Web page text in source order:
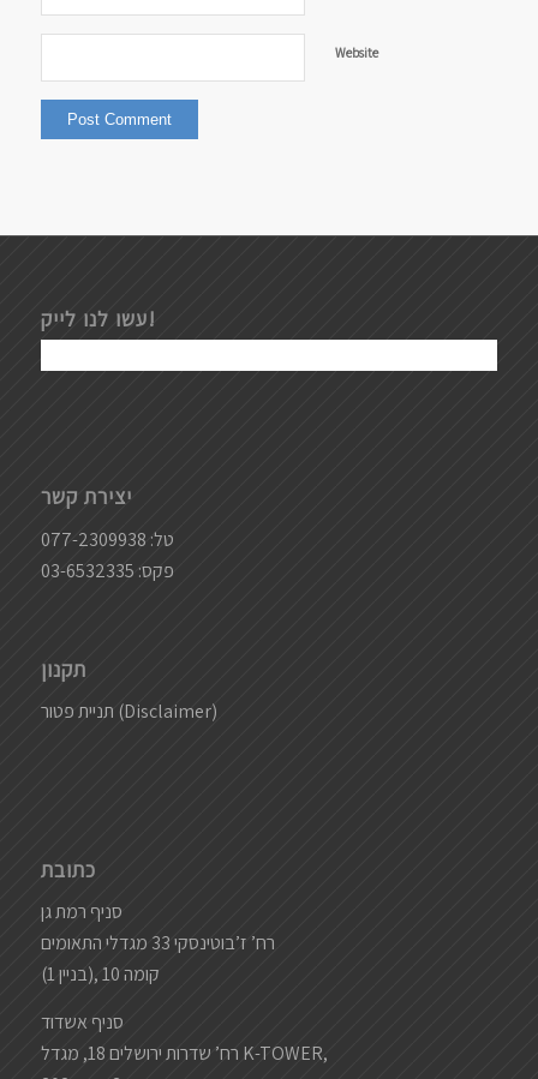
Website
עשו לנו לייק!
יצירת קשר
טל: 077-2309938
פקס: 03-6532335
תקנון
תניית פטור (Disclaimer)
כתובת
סניף רמת גן
רח’ ז’בוטינסקי 33 מגדלי התאומים
(בניין 1), קומה 10
סניף אשדוד
רח’ שדרות ירושלים 18, מגדל K-TOWER,